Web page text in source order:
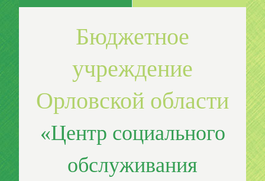
Бюджетное
учреждение
Орловской области
«Центр социального
обслуживания